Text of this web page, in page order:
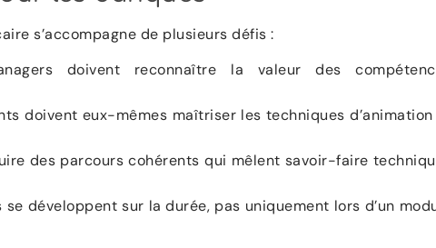
s’accompagne de plusieurs défis :
doivent reconnaître la valeur des
doivent eux-mêmes maîtriser les techniques
des parcours cohérents qui mêlent savoir-faire
se développent sur la durée, pas uniquement lors d’un